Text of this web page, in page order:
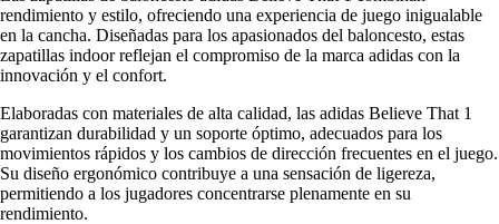
rendimiento y estilo, ofreciendo una experiencia de juego inigualable
en la cancha. Diseñadas para los apasionados del baloncesto, estas
zapatillas indoor reflejan el compromiso de la marca adidas con la
innovación y el confort.
Elaboradas con materiales de alta calidad, las adidas Believe That 1
garantizan durabilidad y un soporte óptimo, adecuados para los
movimientos rápidos y los cambios de dirección frecuentes en el juego.
Su diseño ergonómico contribuye a una sensación de ligereza,
permitiendo a los jugadores concentrarse plenamente en su
rendimiento.